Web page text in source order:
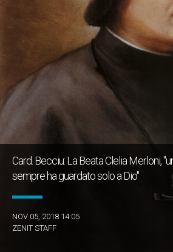
Card. Becciu: La Beata Clelia Merloni,
sempre ha guardato solo a Dio"
NOV 05, 2018 14:05
ZENIT STAFF